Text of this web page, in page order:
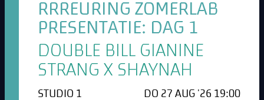
RRREURING ZOMERLAB
PRESENTATIE: DAG 1
DOUBLE BILL GIANINE
STRANG X SHAYNAH
STUDIO 1 DO 27 AUG '26 19:00